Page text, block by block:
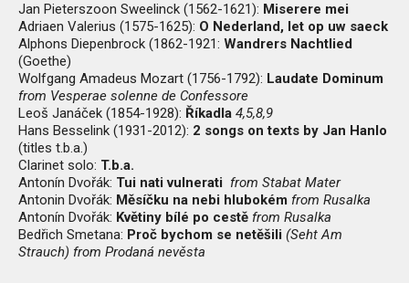
Jan Pieterszoon Sweelinck (1562-1621): Miserere mei
Adriaen Valerius (1575-1625): O Nederland, let op uw saeck
Alphons Diepenbrock (1862-1921: Wandrers Nachtlied
(Goethe)
Wolfgang Amadeus Mozart (1756-1792): Laudate Dominum
from Vesperae solenne de Confessore
Leoš Janáček (1854-1928): Říkadla 4,5,8,9
Hans Besselink (1931-2012): 2 songs on texts by Jan Hanlo
(titles t.b.a.)
Clarinet solo: T.b.a.
Antonín Dvořák: Tui nati vulnerati from Stabat Mater
Antonin Dvořák: Měsíčku na nebi hlubokém from Rusalka
Antonín Dvořák: Květiny bílé po cestě from Rusalka
Bedřich Smetana: Proč bychom se netěšili (Seht Am
Strauch) from Prodaná nevěsta